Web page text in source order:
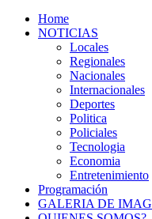
Home
NOTICIAS
Locales
Regionales
Nacionales
Internacionales
Deportes
Politica
Policiales
Tecnologia
Economia
Entretenimiento
Programación
GALERIA DE